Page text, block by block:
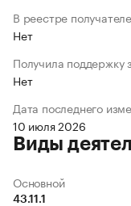
В реестре
Нет
Получила поддержку
Нет
Дата последнего
10 июля 2026
Виды
Основной
43.11.1